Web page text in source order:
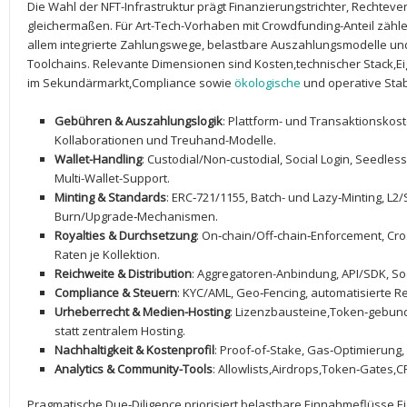
Die Wahl ⁢der NFT-Infrastruktur prägt Finanzierungstrichter,
gleichermaßen. Für Art-Tech-Vorhaben mit ​Crowdfunding-Anteil⁢
allem integrierte Zahlungswege, belastbare Auszahlungsmodelle
Toolchains. Relevante Dimensionen sind Kosten,technischer
im Sekundärmarkt,Compliance sowie ökologische ‍und operative
Gebühren & Auszahlungslogik: Plattform- und
Kollaborationen und‍ Treuhand-Modelle.
Wallet-Handling: Custodial/Non‑custodial, Social ‌Login,
Multi-Wallet-Support.
Minting & Standards: ERC‑721/1155, Batch- und Lazy‑Minting,
Burn/Upgrade‑Mechanismen.
Royalties & Durchsetzung: On‑chain/Off‑chain‑Enforcement,
Raten je Kollektion.
Reichweite ⁢& Distribution: Aggregatoren-Anbindung, API/SDK,
Compliance & Steuern: KYC/AML, Geo‑Fencing, automatisierte
Urheberrecht⁣ & Medien-Hosting:
statt zentralem Hosting.
Nachhaltigkeit & Kostenprofil: Proof‑of‑Stake,
Analytics &⁢ Community-Tools: